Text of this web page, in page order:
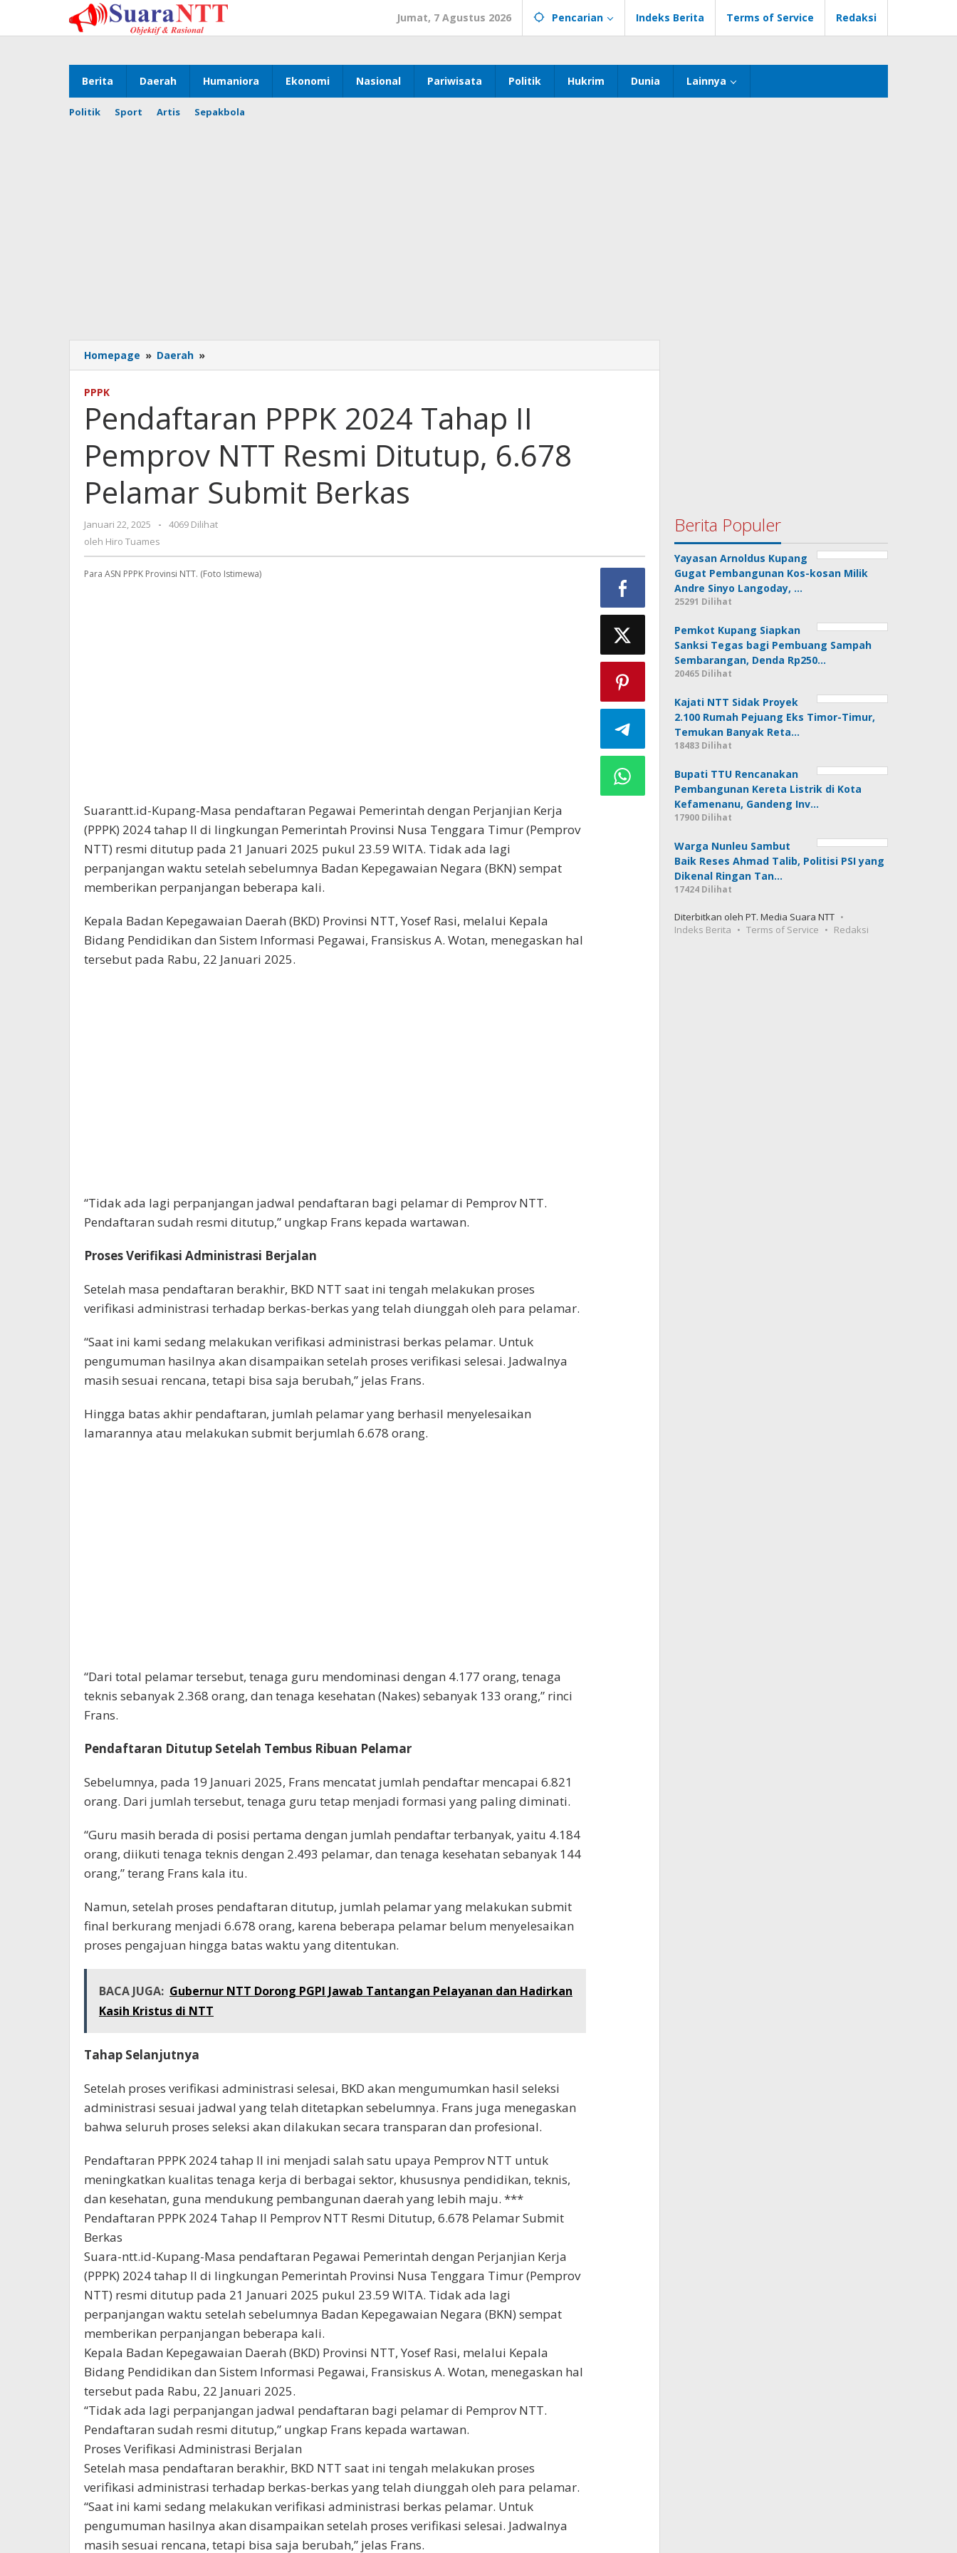
konten
Jumat, 7 Agustus 2026 Pencarian Indeks Berita Terms of Service Redaksi
Berita Daerah Humaniora Ekonomi Nasional Pariwisata Politik Hukrim Dunia Lainnya
Politik Sport Artis Sepakbola
Homepage » Daerah »
PPPK
II
Pemprov
NTT
Resmi
6.678
Pelamar
Submit
PPPK
Pendaftaran PPPK 2024 Tahap II
Pemprov NTT Resmi Ditutup, 6.678
Pelamar Submit Berkas
Januari 22, 2025
oleh
-
4069 Dilihat
oleh Hiro Tuames
Para ASN PPPK Provinsi NTT. (Foto Istimewa)
Suarantt.id-Kupang-Masa pendaftaran Pegawai Pemerintah dengan Perjanjian Kerja
(PPPK) 2024 tahap II di lingkungan Pemerintah Provinsi Nusa Tenggara Timur (Pemprov
NTT) resmi ditutup pada 21 Januari 2025 pukul 23.59 WITA. Tidak ada lagi
perpanjangan waktu setelah sebelumnya Badan Kepegawaian Negara (BKN) sempat
memberikan perpanjangan beberapa kali.
Kepala Badan Kepegawaian Daerah (BKD) Provinsi NTT, Yosef Rasi, melalui Kepala
Bidang Pendidikan dan Sistem Informasi Pegawai, Fransiskus A. Wotan, menegaskan hal
tersebut pada Rabu, 22 Januari 2025.
“Tidak ada lagi perpanjangan jadwal pendaftaran bagi pelamar di Pemprov NTT.
Pendaftaran sudah resmi ditutup,” ungkap Frans kepada wartawan.
Proses Verifikasi Administrasi Berjalan
Setelah masa pendaftaran berakhir, BKD NTT saat ini tengah melakukan proses
verifikasi administrasi terhadap berkas-berkas yang telah diunggah oleh para pelamar.
“Saat ini kami sedang melakukan verifikasi administrasi berkas pelamar. Untuk
pengumuman hasilnya akan disampaikan setelah proses verifikasi selesai. Jadwalnya
masih sesuai rencana, tetapi bisa saja berubah,” jelas Frans.
Hingga batas akhir pendaftaran, jumlah pelamar yang berhasil menyelesaikan
lamarannya atau melakukan submit berjumlah 6.678 orang.
“Dari total pelamar tersebut, tenaga guru mendominasi dengan 4.177 orang, tenaga
teknis sebanyak 2.368 orang, dan tenaga kesehatan (Nakes) sebanyak 133 orang,” rinci
Frans.
Pendaftaran Ditutup Setelah Tembus Ribuan Pelamar
Sebelumnya, pada 19 Januari 2025, Frans mencatat jumlah pendaftar mencapai 6.821
orang. Dari jumlah tersebut, tenaga guru tetap menjadi formasi yang paling diminati.
“Guru masih berada di posisi pertama dengan jumlah pendaftar terbanyak, yaitu 4.184
orang, diikuti tenaga teknis dengan 2.493 pelamar, dan tenaga kesehatan sebanyak 144
orang,” terang Frans kala itu.
Namun, setelah proses pendaftaran ditutup, jumlah pelamar yang melakukan submit
final berkurang menjadi 6.678 orang, karena beberapa pelamar belum menyelesaikan
proses pengajuan hingga batas waktu yang ditentukan.
BACA JUGA: Gubernur NTT Dorong PGPI Jawab Tantangan Pelayanan dan Hadirkan
Kasih Kristus di NTT
Tahap Selanjutnya
Setelah proses verifikasi administrasi selesai, BKD akan mengumumkan hasil seleksi
administrasi sesuai jadwal yang telah ditetapkan sebelumnya. Frans juga menegaskan
bahwa seluruh proses seleksi akan dilakukan secara transparan dan profesional.
Pendaftaran PPPK 2024 tahap II ini menjadi salah satu upaya Pemprov NTT untuk
meningkatkan kualitas tenaga kerja di berbagai sektor, khususnya pendidikan, teknis,
dan kesehatan, guna mendukung pembangunan daerah yang lebih maju. ***
Pendaftaran PPPK 2024 Tahap II Pemprov NTT Resmi Ditutup, 6.678 Pelamar Submit
Berkas
Suara-ntt.id-Kupang-Masa pendaftaran Pegawai Pemerintah dengan Perjanjian Kerja
(PPPK) 2024 tahap II di lingkungan Pemerintah Provinsi Nusa Tenggara Timur (Pemprov
NTT) resmi ditutup pada 21 Januari 2025 pukul 23.59 WITA. Tidak ada lagi
perpanjangan waktu setelah sebelumnya Badan Kepegawaian Negara (BKN) sempat
memberikan perpanjangan beberapa kali.
Kepala Badan Kepegawaian Daerah (BKD) Provinsi NTT, Yosef Rasi, melalui Kepala
Bidang Pendidikan dan Sistem Informasi Pegawai, Fransiskus A. Wotan, menegaskan hal
tersebut pada Rabu, 22 Januari 2025.
“Tidak ada lagi perpanjangan jadwal pendaftaran bagi pelamar di Pemprov NTT.
Pendaftaran sudah resmi ditutup,” ungkap Frans kepada wartawan.
Proses Verifikasi Administrasi Berjalan
Setelah masa pendaftaran berakhir, BKD NTT saat ini tengah melakukan proses
verifikasi administrasi terhadap berkas-berkas yang telah diunggah oleh para pelamar.
“Saat ini kami sedang melakukan verifikasi administrasi berkas pelamar. Untuk
pengumuman hasilnya akan disampaikan setelah proses verifikasi selesai. Jadwalnya
masih sesuai rencana, tetapi bisa saja berubah,” jelas Frans.
Berita Populer
Yayasan Arnoldus Kupang
Gugat Pembangunan Kos-kosan Milik
Andre Sinyo Langoday, …
25291 Dilihat
Pemkot Kupang Siapkan
Sanksi Tegas bagi Pembuang Sampah
Sembarangan, Denda Rp250…
20465 Dilihat
Kajati NTT Sidak Proyek
2.100 Rumah Pejuang Eks Timor-Timur,
Temukan Banyak Reta…
18483 Dilihat
Bupati TTU Rencanakan
Pembangunan Kereta Listrik di Kota
Kefamenanu, Gandeng Inv…
17900 Dilihat
Warga Nunleu Sambut
Baik Reses Ahmad Talib, Politisi PSI yang
Dikenal Ringan Tan…
17424 Dilihat
Diterbitkan oleh PT. Media Suara NTT
Indeks Berita
Terms of Service Redaksi